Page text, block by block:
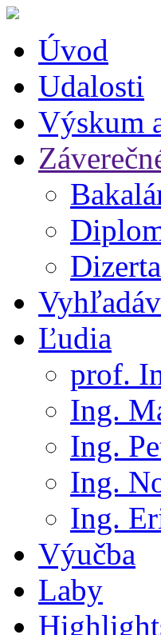
Úvod
Udalosti
Výskum
Ľudia
prof.
Ing.
Ing.
Ing.
Ing.
Výučba
Laby